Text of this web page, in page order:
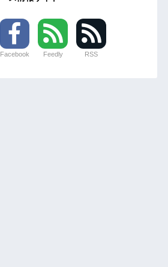
Facebook Feedly RSS